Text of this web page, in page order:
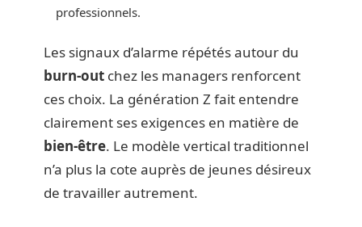
professionnels.
Les signaux d’alarme répétés autour du
burn-out chez les managers renforcent
ces choix. La génération Z fait entendre
clairement ses exigences en matière de
bien-être. Le modèle vertical traditionnel
n’a plus la cote auprès de jeunes désireux
de travailler autrement.